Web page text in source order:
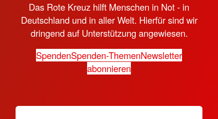
Das Rote Kreuz hilft Menschen in Not - in
Deutschland und in aller Welt. Hierfür sind wir
dringend auf Unterstützung angewiesen.
SpendenSpenden-ThemenNewsletter
abonnieren